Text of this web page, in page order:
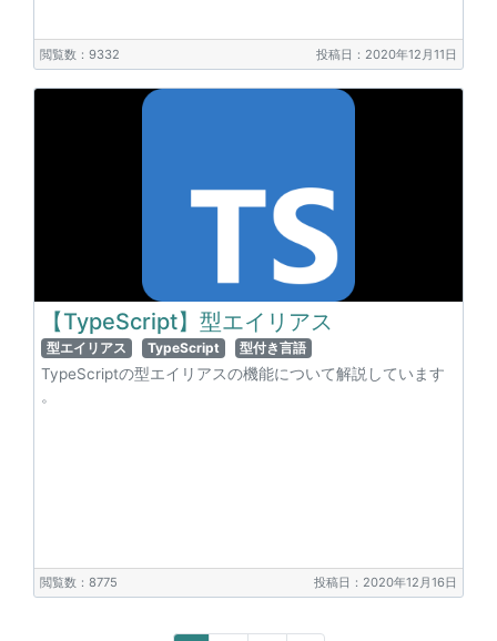
閲覧数：9332 投稿日：2020年12月11日
【TypeScript】型エイリアス
型エイリアス TypeScript 型付き言語
TypeScriptの型エイリアスの機能について解説しています
。
閲覧数：8775 投稿日：2020年12月16日